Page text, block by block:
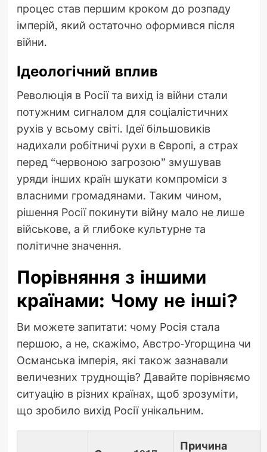
процес став першим кроком до розпаду
імперій, який остаточно оформився після
війни.
Ідеологічний вплив
Революція в Росії та вихід із війни стали
потужним сигналом для соціалістичних
рухів у всьому світі. Ідеї більшовиків
надихали робітничі рухи в Європі, а страх
перед “червоною загрозою” змушував
уряди інших країн шукати компроміси з
власними громадянами. Таким чином,
рішення Росії покинути війну мало не лише
військове, а й глибоке культурне та
політичне значення.
Порівняння з іншими
країнами: Чому не інші?
Ви можете запитати: чому Росія стала
першою, а не, скажімо, Австро-Угорщина чи
Османська імперія, які також зазнавали
величезних труднощів? Давайте порівняємо
ситуацію в різних країнах, щоб зрозуміти,
що зробило вихід Росії унікальним.
Причина